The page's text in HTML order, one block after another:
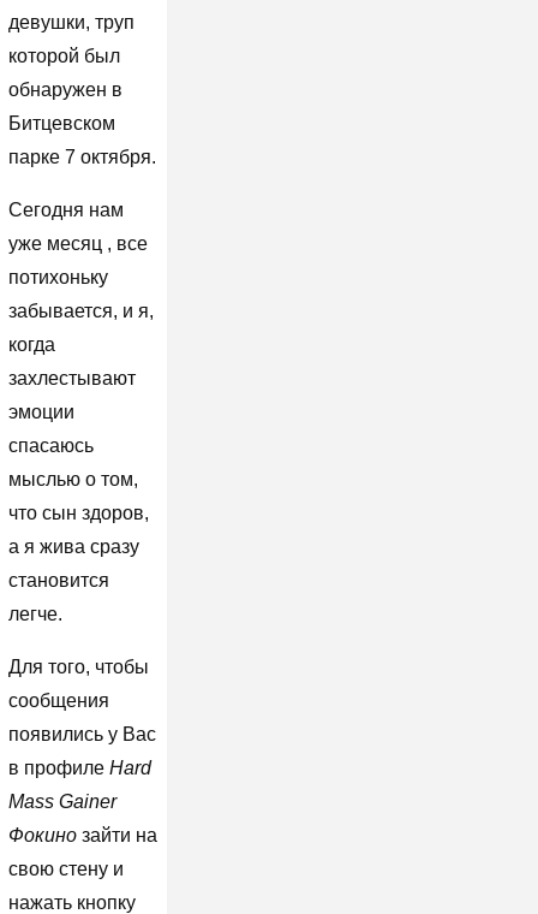
девушки, труп
которой был
обнаружен в
Битцевском
парке 7 октября.
Сегодня нам
уже месяц , все
потихоньку
забывается, и я,
когда
захлестывают
эмоции
спасаюсь
мыслью о том,
что сын здоров,
а я жива сразу
становится
легче.
Для того, чтобы
сообщения
появились у Вас
в профиле Hard
Mass Gainer
Фокинозайти на
свою стену и
нажать кнопку